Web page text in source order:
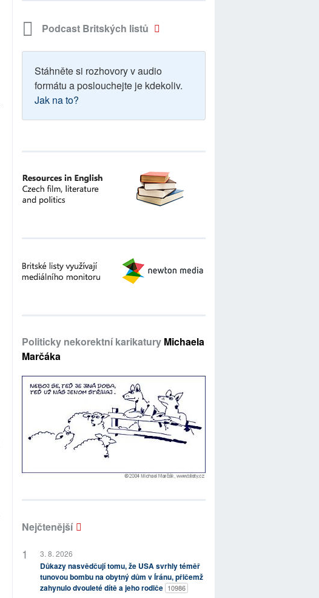
Podcast Britských listů
Stáhněte si rozhovory v audio
formátu a poslouchejte je kdekoliv.
Jak na to?
Politicky nekorektní karikatury Michaela
Marčáka
Nejčtenější
3. 8. 2026
Důkazy nasvědčují tomu, že USA svrhly téměř
tunovou bombu na obytný dům v Íránu, přičemž
zahynulo dvouleté dítě a jeho rodiče 10986